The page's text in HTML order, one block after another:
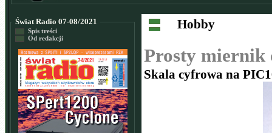
Świat Radio 07-08/2021
Spis treści
Od redakcji
Hobby
Prosty miernik
Skala cyfrowa na